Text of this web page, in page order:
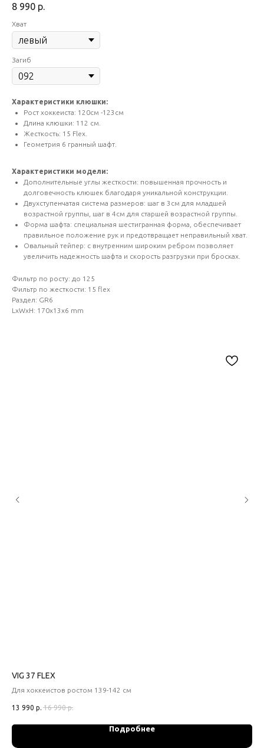
8 990 р.
Хват
Загиб
Характеристики клюшки:
Рост хоккеиста: 120см -123см
Длина клюшки: 112 см.
Жесткость: 15 Flex.
Геометрия 6 гранный шафт.
Характеристики модели:
Дополнительные углы жесткости: повышенная прочность и
долговечность клюшек благодаря уникальной конструкции.
Двухступенчатая система размеров: шаг в 3см для младшей
возрастной группы, шаг в 4см для старшей возрастной группы.
Форма шафта: специальная шестигранная форма, обеспечивает
правильное положение рук и предотвращает неправильный хват.
Овальный тейпер: с внутренним широким ребром позволяет
увеличить надежность шафта и скорость разгрузки при бросках.
Фильтр по росту: до 125
Фильтр по жесткости: 15 flex
Раздел: GR6
LxWxH: 170x13x6 mm
VIG 37 FLEX
Для хоккеистов ростом 139-142 см
13 990 р. 16 990 р.
Подробнее